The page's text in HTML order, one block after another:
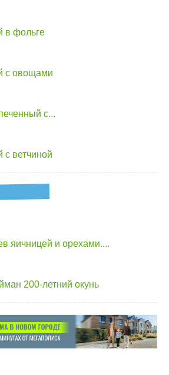
в фольге
с овощами
с...
с ветчиной
яичницей и орехами....
200-летний окунь